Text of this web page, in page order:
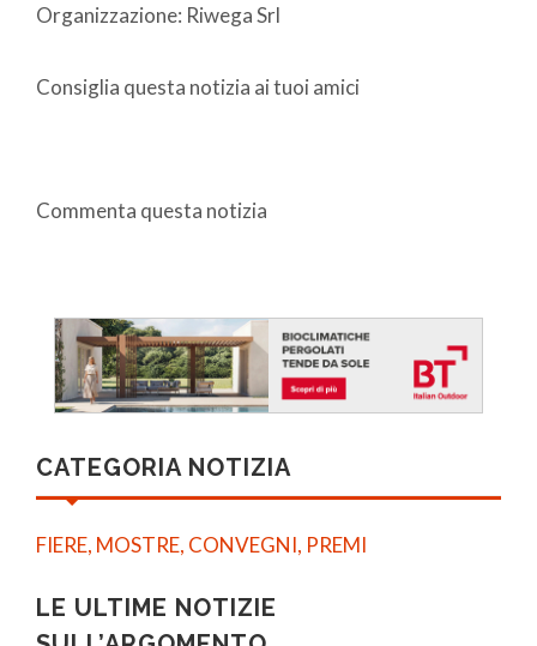
Organizzazione: Riwega Srl
Consiglia questa notizia ai tuoi amici
Commenta questa notizia
CATEGORIA NOTIZIA
FIERE, MOSTRE, CONVEGNI, PREMI
LE ULTIME NOTIZIE